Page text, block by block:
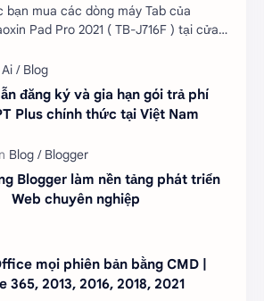
bạn mua các dòng máy Tab của
Pad Pro 2021 ( TB-J716F ) tại cửa
đăng ký và gia hạn gói trả phí
Plus chính thức tại Việt Nam
Blogger làm nền tảng phát triển
Web chuyên nghiệp
mọi phiên bản bằng CMD |
365, 2013, 2016, 2018, 2021